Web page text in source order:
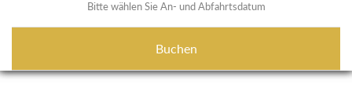
Bitte wählen Sie An- und Abfahrtsdatum
Buchen